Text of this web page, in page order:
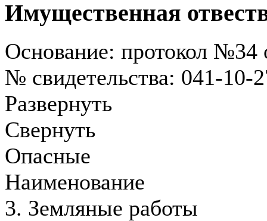
Имущественная
Основание: протокол №34
№ свидетельства: 041-
Развернуть
Свернуть
Опасные
Наименование
3. Земляные работы